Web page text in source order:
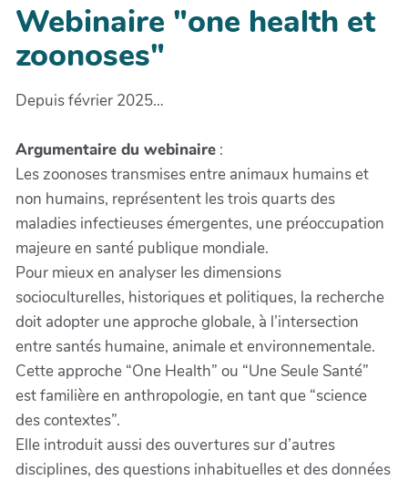
Webinaire "one health et
zoonoses"
Depuis février 2025…
Argumentaire du webinaire :
Les zoonoses transmises entre animaux humains et
non humains, représentent les trois quarts des
maladies infectieuses émergentes, une préoccupation
majeure en santé publique mondiale.
Pour mieux en analyser les dimensions
socioculturelles, historiques et politiques, la recherche
doit adopter une approche globale, à l’intersection
entre santés humaine, animale et environnementale.
Cette approche “One Health” ou “Une Seule Santé”
est familière en anthropologie, en tant que “science
des contextes”.
Elle introduit aussi des ouvertures sur d’autres
disciplines, des questions inhabituelles et des données